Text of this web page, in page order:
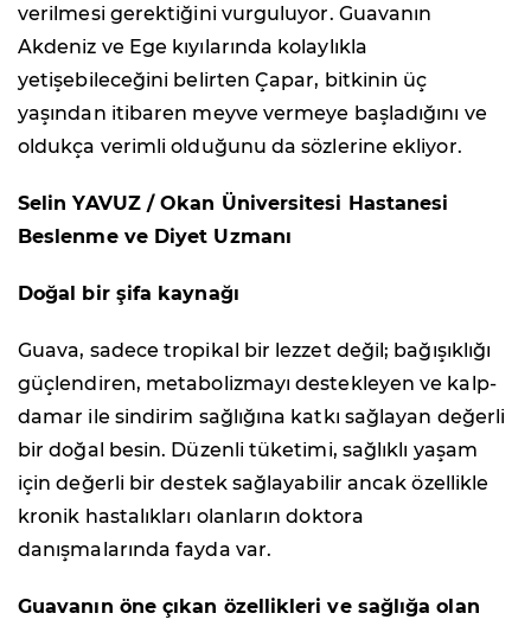
verilmesi gerektiğini vurguluyor. Guavanın
Akdeniz ve Ege kıyılarında kolaylıkla
yetişebileceğini belirten Çapar, bitkinin üç
yaşından itibaren meyve vermeye başladığını ve
oldukça verimli olduğunu da sözlerine ekliyor.
Selin YAVUZ / Okan Üniversitesi Hastanesi
Beslenme ve Diyet Uzmanı
Doğal bir şifa kaynağı
Guava, sadece tropikal bir lezzet değil; bağışıklığı
güçlendiren, metabolizmayı destekleyen ve kalp-
damar ile sindirim sağlığına katkı sağlayan değerli
bir doğal besin. Düzenli tüketimi, sağlıklı yaşam
için değerli bir destek sağlayabilir ancak özellikle
kronik hastalıkları olanların doktora
danışmalarında fayda var.
Guavanın öne çıkan özellikleri ve sağlığa olan